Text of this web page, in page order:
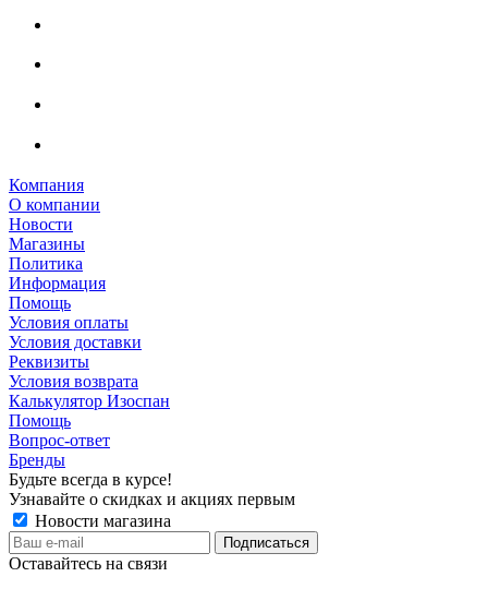
Компания
О компании
Новости
Магазины
Политика
Информация
Помощь
Условия оплаты
Условия доставки
Реквизиты
Условия возврата
Калькулятор Изоспан
Помощь
Вопрос-ответ
Бренды
Будьте всегда в курсе!
Узнавайте о скидках и акциях первым
Новости магазина
Оставайтесь на связи